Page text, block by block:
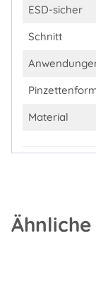
ESD-sicher
Schnitt
Material